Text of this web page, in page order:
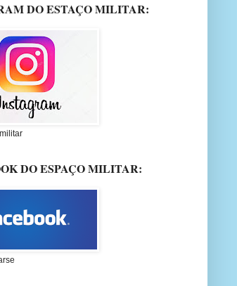
DO ESTAÇO MILITAR:
DO ESPAÇO MILITAR: